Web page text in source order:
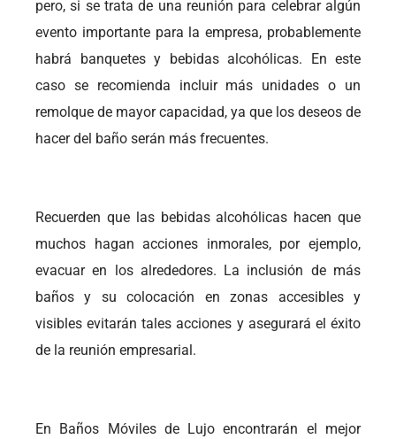
pero, si se trata de una reunión para celebrar algún
evento importante para la empresa, probablemente
habrá banquetes y bebidas alcohólicas. En este
caso se recomienda incluir más unidades o un
remolque de mayor capacidad, ya que los deseos de
hacer del baño serán más frecuentes.
Recuerden que las bebidas alcohólicas hacen que
muchos hagan acciones inmorales, por ejemplo,
evacuar en los alrededores. La inclusión de más
baños y su colocación en zonas accesibles y
visibles evitarán tales acciones y asegurará el éxito
de la reunión empresarial.
En Baños Móviles de Lujo encontrarán el mejor